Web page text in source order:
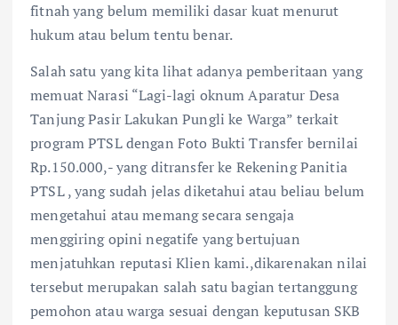
fitnah yang belum memiliki dasar kuat menurut
hukum atau belum tentu benar.
Salah satu yang kita lihat adanya pemberitaan yang
memuat Narasi “Lagi-lagi oknum Aparatur Desa
Tanjung Pasir Lakukan Pungli ke Warga” terkait
program PTSL dengan Foto Bukti Transfer bernilai
Rp.150.000,- yang ditransfer ke Rekening Panitia
PTSL , yang sudah jelas diketahui atau beliau belum
mengetahui atau memang secara sengaja
menggiring opini negatife yang bertujuan
menjatuhkan reputasi Klien kami.,dikarenakan nilai
tersebut merupakan salah satu bagian tertanggung
pemohon atau warga sesuai dengan keputusan SKB